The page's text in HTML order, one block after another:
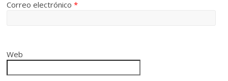
Correo electrónico*
Web